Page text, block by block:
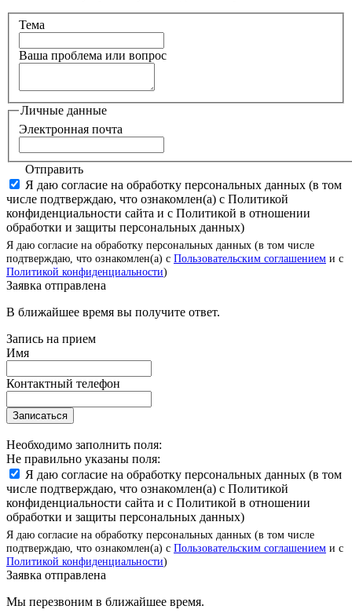
Тема
Ваша проблема или вопрос
Личные данные
Электронная почта
Отправить
Я даю согласие на обработку персональных данных (в том
числе подтверждаю, что ознакомлен(а) с Политикой
конфиденциальности сайта и с Политикой в отношении
обработки и защиты персональных данных)
Я даю согласие на обработку персональных данных (в том числе
подтверждаю, что ознакомлен(а) с Пользовательским соглашением и с
Политикой конфиденциальности)
Заявка отправлена
В ближайшее время вы получите ответ.
Запись на прием
Имя
Контактный телефон
Записаться
Необходимо заполнить поля:
Не правильно указаны поля:
Я даю согласие на обработку персональных данных (в том
числе подтверждаю, что ознакомлен(а) с Политикой
конфиденциальности сайта и с Политикой в отношении
обработки и защиты персональных данных)
Я даю согласие на обработку персональных данных (в том числе
подтверждаю, что ознакомлен(а) с Пользовательским соглашением и с
Политикой конфиденциальности)
Заявка отправлена
Мы перезвоним в ближайшее время.